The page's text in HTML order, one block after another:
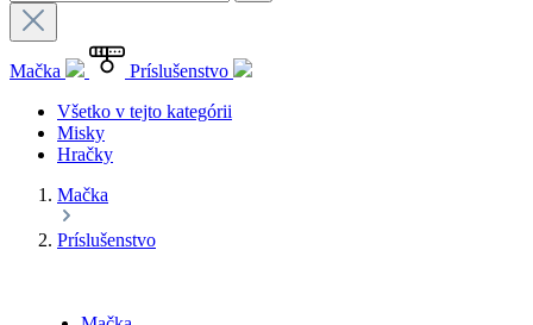
Mačka
Príslušenstvo
Všetko v tejto kategórii
Misky
Hračky
Mačka
Príslušenstvo